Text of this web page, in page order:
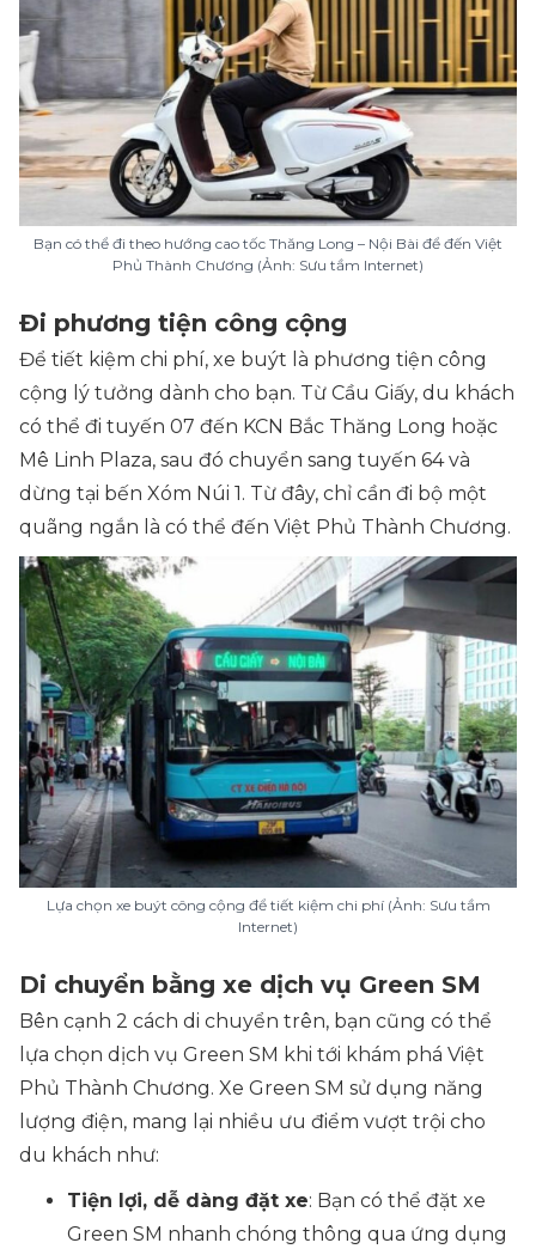
Bạn có thể đi theo hướng cao tốc Thăng Long – Nội Bài để đến Việt
Phủ Thành Chương (Ảnh: Sưu tầm Internet)
Đi phương tiện công cộng
Để tiết kiệm chi phí, xe buýt là phương tiện công
cộng lý tưởng dành cho bạn. Từ Cầu Giấy, du khách
có thể đi tuyến 07 đến KCN Bắc Thăng Long hoặc
Mê Linh Plaza, sau đó chuyển sang tuyến 64 và
dừng tại bến Xóm Núi 1. Từ đây, chỉ cần đi bộ một
quãng ngắn là có thể đến Việt Phủ Thành Chương.
Lựa chọn xe buýt công cộng để tiết kiệm chi phí (Ảnh: Sưu tầm
Internet)
Di chuyển bằng xe dịch vụ Green SM
Bên cạnh 2 cách di chuyển trên, bạn cũng có thể
lựa chọn dịch vụ Green SM khi tới khám phá Việt
Phủ Thành Chương. Xe Green SM sử dụng năng
lượng điện, mang lại nhiều ưu điểm vượt trội cho
du khách như:
Tiện lợi, dễ dàng đặt xe: Bạn có thể đặt xe
Green SM nhanh chóng thông qua ứng dụng